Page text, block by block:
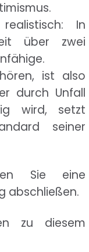
In
über zwei
ist also
durch Unfall
wird, setzt
seiner
Sie eine
abschließen.
zu diesem